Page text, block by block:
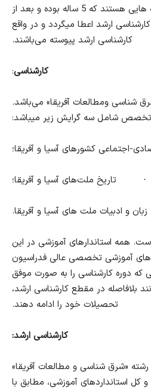
برای ورود به دانشگاه، رشته هایی هستند که 5 ساله بوده و بعد از
ارشد اعطا میگردد و در واقع
کارشناسی ارشد پیوسته می‌باشند.
کارشناسی:
شناسی ومطالعات آفریقا» می‌باشد.
تخصص شامل سه گرایش زیر میباشد:
اجتماعی کشورهای آسیا و آفریقا؛
· تاریخ ملت‌های آسیا و آفریقا؛
زبان و ادبیات ملت های آسیا و آفریقا.
4 ساله است. همه استاندارهای آموزشی در این
آموزشی تخصصی عالی فدراسیون
که دوره کارشناسی را به صورت موفق
بلافاصله در مقطع کارشناسی ارشد،
تحصیلات خود را ادامه دهند.
کارشناسی ارشد:
«شرق شناسی و مطالعات آفریقا»
استانداردهای آموزشی، مطابق با